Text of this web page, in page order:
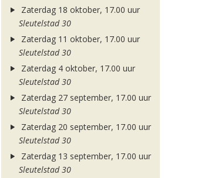
Zaterdag 18 oktober, 17.00 uur
Sleutelstad 30
Zaterdag 11 oktober, 17.00 uur
Sleutelstad 30
Zaterdag 4 oktober, 17.00 uur
Sleutelstad 30
Zaterdag 27 september, 17.00 uur
Sleutelstad 30
Zaterdag 20 september, 17.00 uur
Sleutelstad 30
Zaterdag 13 september, 17.00 uur
Sleutelstad 30